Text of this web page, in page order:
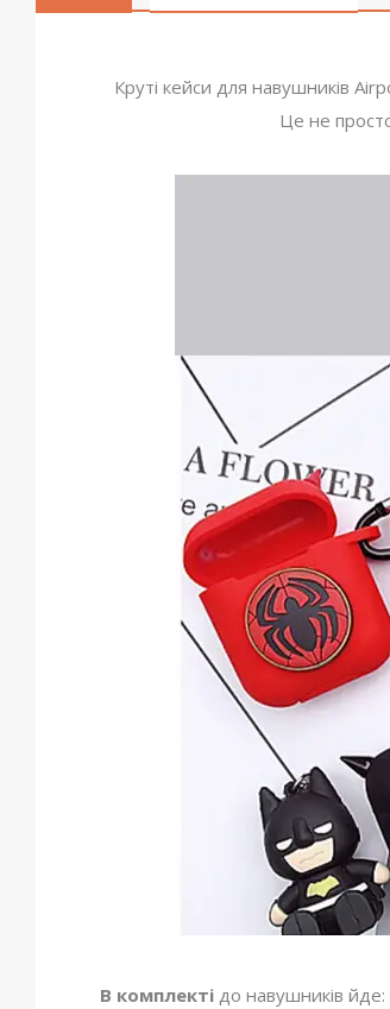
Круті кейси для навушників
Це не
В комплектідо навушників йде: